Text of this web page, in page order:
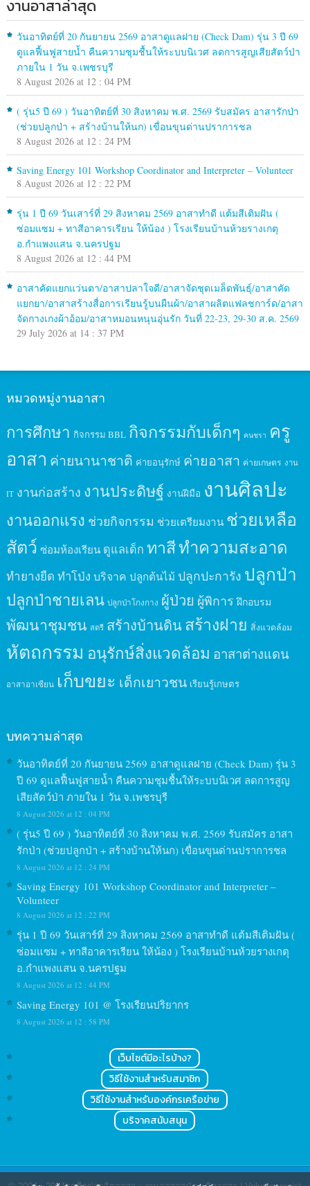
งานอาสาล่าสุด
วันอาทิตย์ที่ 20 กันยายน 2569 อาสาดูแลฝาย (Check Dam) รุ่น 3 ปี 69
ดูแลฟื้นฟูสายน้ำ คืนความชุมชื้นให้ระบบนิเวศ ลดการสูญเสียสัตว์ป่า
ภายใน 1 วัน จ.เพชรบุรี
8 August 2026 at 12 : 04 PM
( รุ่น5 ปี 69 ) วันอาทิตย์ที่ 30 สิงหาคม พ.ศ. 2569 รับสมัคร อาสารักป่า
(ช่วยปลูกป่า + สร้างบ้านให้นก) เขื่อนขุนด่านปราการชล
8 August 2026 at 12 : 24 PM
Saving Energy 101 Workshop Coordinator and Interpreter – Volunteer
8 August 2026 at 12 : 22 PM
รุ่น 1 ปี 69 วันเสาร์ที่ 29 สิงหาคม 2569 อาสาทำดี แต้มสีเติมฝัน (
ซ่อมแซม + ทาสีอาคารเรียน ให้น้อง ) โรงเรียนบ้านห้วยรางเกตุ
อ.กำแพงแสน จ.นครปฐม
8 August 2026 at 12 : 44 PM
อาสาคัดแยกแว่นตา/อาสาปลาใจดี/อาสาจัดชุดเมล็ดพันธุ์/อาสาคัด
แยกยา/อาสาสร้างสื่อการเรียนรู้บนผืนผ้า/อาสาผลิตแฟลชการ์ด/อาสา
จัดกางเกงผ้าอ้อม/อาสาหมอนหนุนอุ่นรัก วันที่ 22-23, 29-30 ส.ค. 2569
29 July 2026 at 14 : 37 PM
หมวดหมู่งานอาสา
การศึกษา กิจกรรม BBL กิจกรรมกับเด็กๆ คนชรา ครู
อาสา ค่ายนานาชาติ ค่ายอนุรักษ์ ค่ายอาสา ค่ายเกษตร งาน
IT งานก่อสร้าง งานประดิษฐ์ งานฝีมือ งานศิลปะ
งานออกแรง ช่วยกิจกรรม ช่วยเตรียมงาน ช่วยเหลือ
สัตว์ ซ่อมห้องเรียน ดูแลเด็ก ทาสีทำความสะอาด
ทำยางยืด ทำโป่ง บริจาค ปลูกต้นไม้ ปลูกปะการัง ปลูกป่า
ปลูกป่าชายเลน ปลูกป่าโกงกาง ผู้ป่วย ผู้พิการ ฝึกอบรม
พัฒนาชุมชน สตรี สร้างบ้านดินสร้างฝาย สิ่งแวดล้อม
หัตถกรรม อนุรักษ์สิ่งแวดล้อม อาสาต่างแดน
อาสาอาเซียน เก็บขยะ เด็กเยาวชน เรียนรู้เกษตร
บทความล่าสุด
วันอาทิตย์ที่ 20 กันยายน 2569 อาสาดูแลฝาย (Check Dam) รุ่น 3
ปี 69 ดูแลฟื้นฟูสายน้ำ คืนความชุมชื้นให้ระบบนิเวศ ลดการสูญ
เสียสัตว์ป่า ภายใน 1 วัน จ.เพชรบุรี
8 August 2026 at 12 : 04 PM
( รุ่น5 ปี 69 ) วันอาทิตย์ที่ 30 สิงหาคม พ.ศ. 2569 รับสมัคร อาสา
รักป่า (ช่วยปลูกป่า + สร้างบ้านให้นก) เขื่อนขุนด่านปราการชล
8 August 2026 at 12 : 24 PM
Saving Energy 101 Workshop Coordinator and Interpreter –
Volunteer
8 August 2026 at 12 : 22 PM
รุ่น 1 ปี 69 วันเสาร์ที่ 29 สิงหาคม 2569 อาสาทำดี แต้มสีเติมฝัน (
ซ่อมแซม + ทาสีอาคารเรียน ให้น้อง ) โรงเรียนบ้านห้วยรางเกตุ
อ.กำแพงแสน จ.นครปฐม
8 August 2026 at 12 : 44 PM
Saving Energy 101 @ โรงเรียนปริยากร
8 August 2026 at 12 : 58 PM
เว็บไซต์มีอะไรบ้าง?
วิธีใช้งานสำหรับสมาชิก
วิธีใช้งานสำหรับองค์กรเครือข่าย
บริจาคสนับสนุน